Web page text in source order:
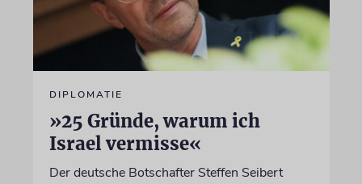
DIPLOMATIE
»25 Gründe, warum ich
Israel vermisse«
Der deutsche Botschafter Steffen Seibert